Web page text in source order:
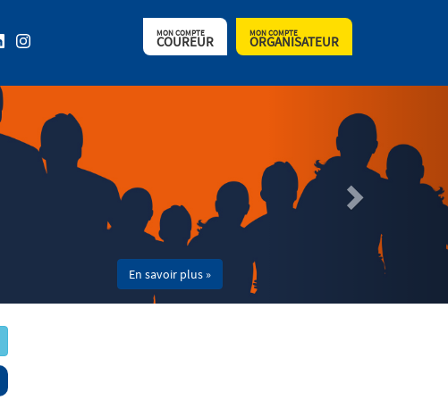
MON COMPTE
COUREUR
MON COMPTE
ORGANISATEUR
En savoir plus »